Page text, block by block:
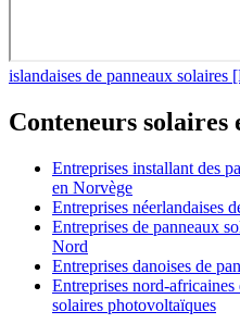
islandaises de panneaux solaires
Conteneurs solaires
Entreprises installant des
en Norvège
Entreprises néerlandaises
Entreprises de panneaux
Nord
Entreprises danoises de
Entreprises nord-
solaires photovoltaïques